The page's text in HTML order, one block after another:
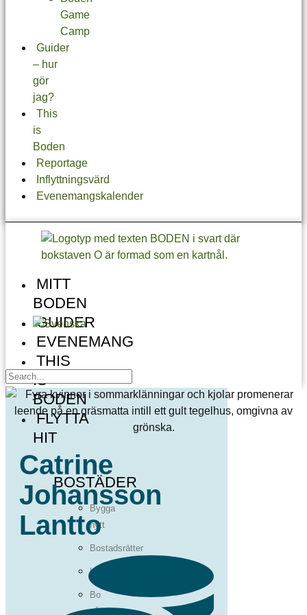
Game
Camp
Guider
– hur
gör
jag?
This
is
Boden
Reportage
Inflyttningsvärd
Evenemangskalender
MITT
BODEN
GUIDER
EVENEMANG
THIS
IS
BODEN
FLYTTA
HIT
BOSTÄDER
Bygga
nytt
Bostadsrätter
Hyresrätter
Bo
på
Catrine
Johansson
Lantto